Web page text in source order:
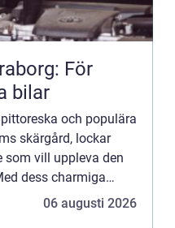
För
bilar
och populära
skärgård, lockar
som vill uppleva den
dess charmiga
06 augusti 2026